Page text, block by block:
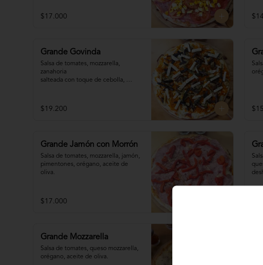
$17.000
Grande Govinda
Salsa de tomates, mozzarella,
zanahoria
salteada con toque de cebolla,
palmitos, orégano.
$19.200
Grande Jamón con Morrón
Salsa de tomates, mozzarella, jamón,
pimentones, orégano, aceite de
oliva.
$17.000
Grande Mozzarella
Salsa de tomates, queso mozzarella,
orégano, aceite de oliva.